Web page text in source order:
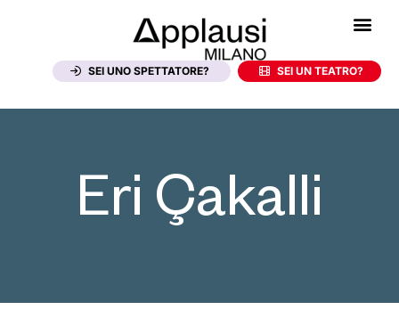
SEI UNO SPETTATORE? SEI UN TEATRO?
Eri Çakalli